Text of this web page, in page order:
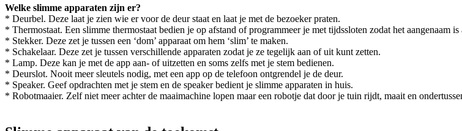
Welke slimme apparaten zijn er?
* Deurbel. Deze laat je zien wie er voor de deur staat en laat je met de bezoeker praten.
* Thermostaat. Een slimme thermostaat bedien je op afstand of programmeer je met tijdssloten zodat het aangenaam
* Stekker. Deze zet je tussen een ‘dom’ apparaat om hem ‘slim’ te maken.
* Schakelaar. Deze zet je tussen verschillende apparaten zodat je ze tegelijk aan of uit kunt zetten.
* Lamp. Deze kan je met de app aan- of uitzetten en soms zelfs met je stem bedienen.
* Deurslot. Nooit meer sleutels nodig, met een app op de telefoon ontgrendel je de deur.
* Speaker. Geef opdrachten met je stem en de speaker bedient je slimme apparaten in huis.
* Robotmaaier. Zelf niet meer achter de maaimachine lopen maar een robotje dat door je tuin rijdt, maait en